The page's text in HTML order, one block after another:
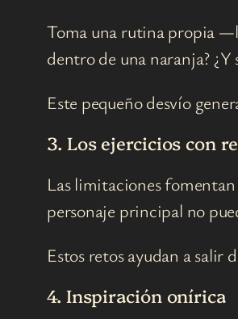
Toma una rutina propia
dentro de una naranja?
Este pequeño desvío
3. Los ejercicios con
Las limitaciones
personaje principal no
Estos retos ayudan a salir
4. Inspiración onírica